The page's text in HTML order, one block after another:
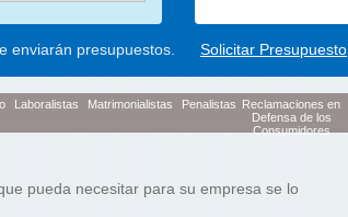
enviarán presupuestos. Solicitar Presupuesto
Laboralistas Matrimonialistas Penalistas Reclamaciones en
Defensa de los
Consumidores
pueda necesitar para su empresa se lo